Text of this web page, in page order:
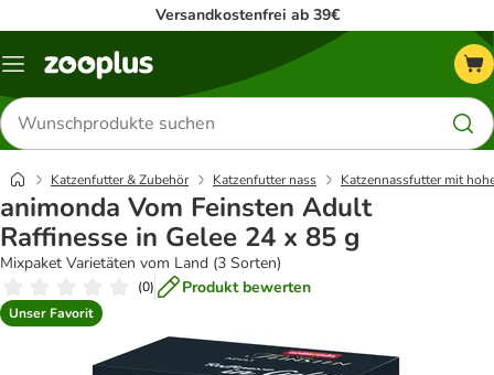
Versandkostenfrei ab 39€
Menü
Produkte
suchen
Katzenfutter & Zubehör Katzenfutter nass Katzennassfutter mit
animonda Vom Feinsten Adult
Raffinesse in Gelee 24 x 85 g
Mixpaket Varietäten vom Land (3 Sorten)
(0) Produkt bewerten
Unser Favorit